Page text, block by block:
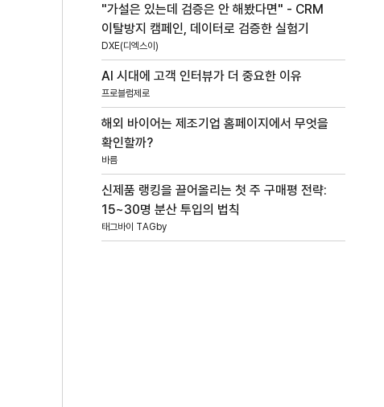
"가설은 있는데 검증은 안 해봤다면" - CRM
이탈방지 캠페인, 데이터로 검증한 실험기
DXE(디엑스이)
AI 시대에 고객 인터뷰가 더 중요한 이유
프로블럼제로
해외 바이어는 제조기업 홈페이지에서 무엇을
확인할까?
바름
신제품 랭킹을 끌어올리는 첫 주 구매평 전략:
15~30명 분산 투입의 법칙
태그바이 TAGby